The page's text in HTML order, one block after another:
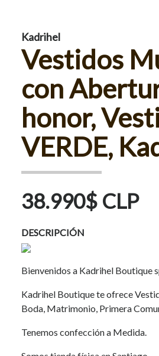
Kadrihel
Vestidos
con
honor,
VERDE,
38.990$ CLP
DESCRIPCIÓN
Bienvenidos a Kadrihel Boutique
Kadrihel Boutique te ofrece
Boda, Matrimonio, Primera
Tenemos confección a Medida.